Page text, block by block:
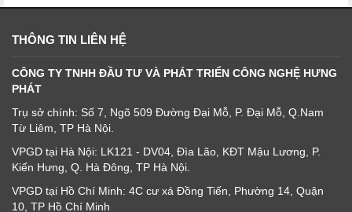
THÔNG TIN LIÊN HỆ
CÔNG TY TNHH ĐẦU TƯ VÀ PHÁT TRIỂN CÔNG NGHỆ HƯNG
PHÁT
Trụ sở chính: Số 7, Ngõ 509 Đường Đại Mỗ, P. Đại Mỗ, Q.Nam
Từ Liêm, TP Hà Nội.
VPGD tại Hà Nội: LK121 - DV04, Đìa Lão, KĐT Mậu Lương, P.
Kiến Hưng, Q. Hà Đông, TP Hà Nội.
VPGD tại Hồ Chí Minh: 4C cư xá Đồng Tiến, Phường 14, Quận
10, TP Hồ Chí Minh